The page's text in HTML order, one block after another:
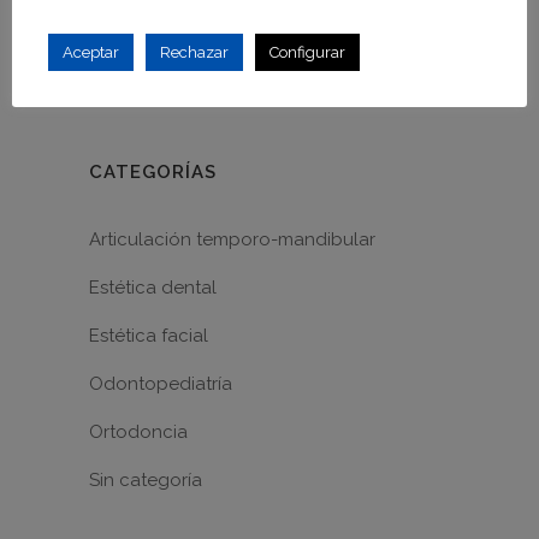
Blanqueamiento dental, luce tu mejor
CATEGORÍAS
Articulación temporo-mandibular
Estética dental
Estética facial
Odontopediatría
Ortodoncia
Sin categoría
Aceptar Rechazar Configurar